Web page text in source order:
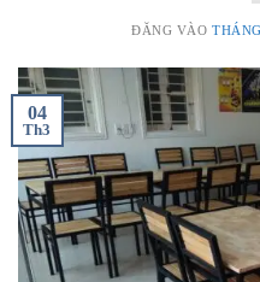
ĐĂNG VÀO
04
Th3